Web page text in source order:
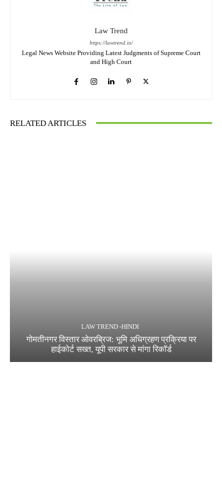
Law Trend
https://lawtrend.in/
Legal News Website Providing Latest Judgments of Supreme Court
and High Court
RELATED ARTICLES
LAW TREND -HINDI
गोमतीनगर विस्तार ओवरब्रिज: भूमि अधिग्रहण प्रक्रिया पर
हाईकोर्ट सख्त, यूपी सरकार से मांगा रिकॉर्ड